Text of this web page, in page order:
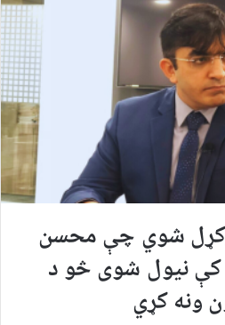
شوي چې محسن
کې نیول شوی څو د
ونه کړي